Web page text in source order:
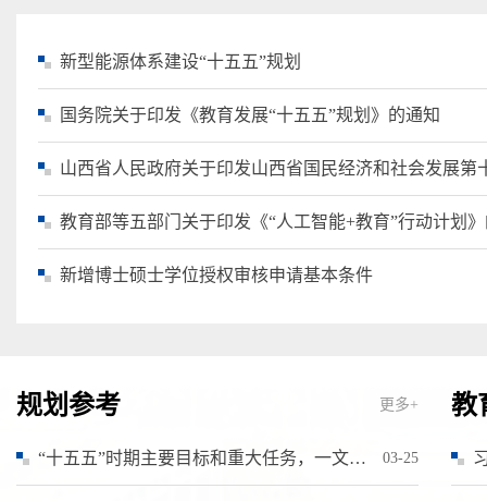
新型能源体系建设“十五五”规划
国务院关于印发《教育发展“十五五”规划》的通知
山西省人民政府关于印发山西省国民经济和社会发展第
教育部等五部门关于印发《“人工智能+教育”行动计划
新增博士硕士学位授权审核申请基本条件
规划参考 更多+
“十五五”时期主要目标和重大任务，一文看懂 03-25
教
习